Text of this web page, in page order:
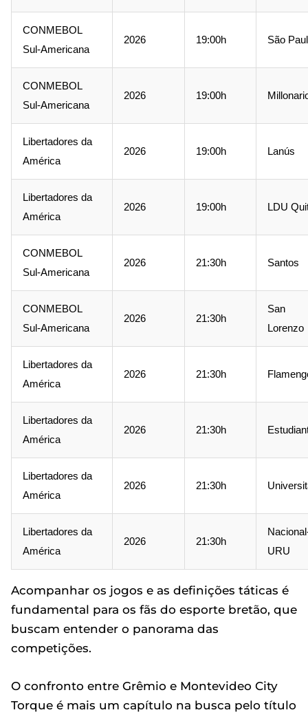
CONMEBOL
Sul-Americana
2026 19:00h São
CONMEBOL
Sul-Americana
2026 19:00h
Libertadores da
América
2026 19:00h Lanús
Libertadores da
América
2026 19:00h LDU
CONMEBOL
Sul-Americana
2026 21:30h Santos
CONMEBOL
Sul-Americana
2026 21:30h
San
Lorenzo
Libertadores da
América
2026 21:30h
Libertadores da
América
2026 21:30h
Libertadores da
América
2026 21:30h
Libertadores da
América
2026 21:30h
URU
Acompanhar os jogos e as definições táticas é
fundamental para os fãs do esporte bretão, que
buscam entender o panorama das
competições.
O confronto entre Grêmio e Montevideo City
Torque é mais um capítulo na busca pelo título